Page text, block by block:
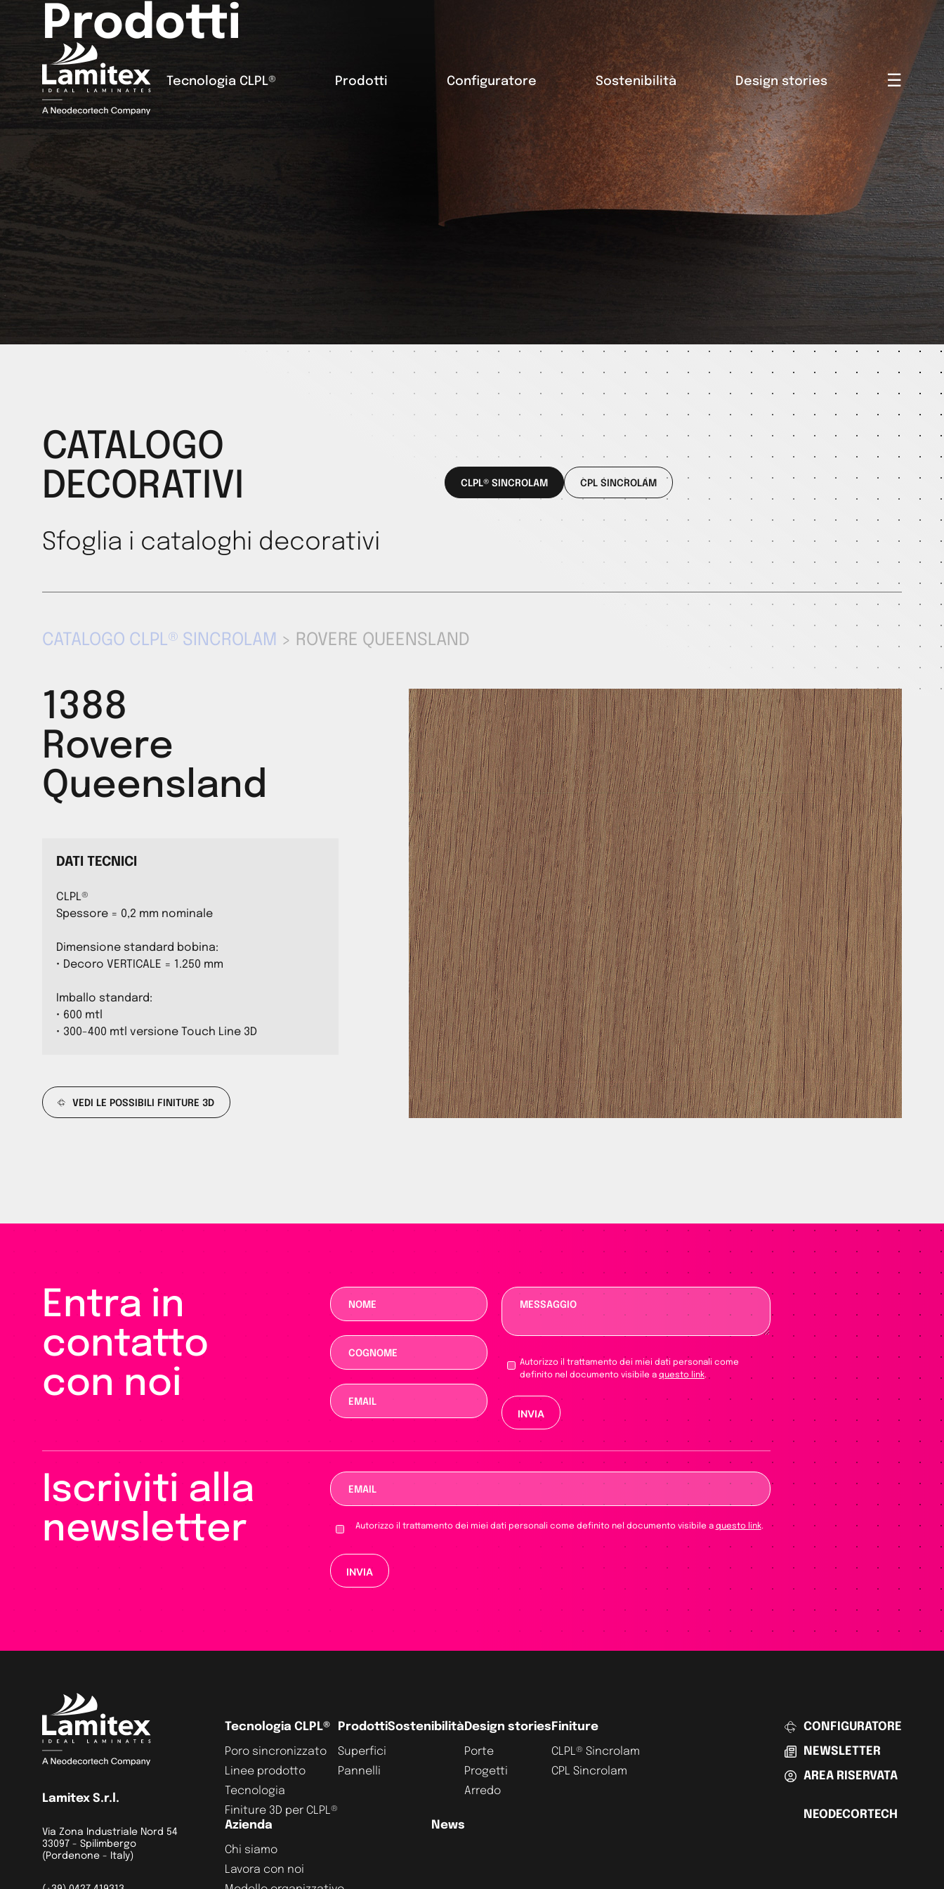
Tecnologia CLPL® Prodotti Configuratore Sostenibilità Design stories ☰
Prodotti
CATALOGO
DECORATIVI
Sfoglia i cataloghi decorativi
CLPL® SINCROLAM CPL SINCROLAM
CATALOGO CLPL® SINCROLAM > ROVERE QUEENSLAND
1388
Rovere
Queensland
DATI TECNICI
CLPL®
Spessore = 0,2 mm nominale
Dimensione standard bobina:
• Decoro VERTICALE = 1.250 mm
Imballo standard:
• 600 mtl
• 300-400 mtl versione Touch Line 3D
VEDI LE POSSIBILI FINITURE 3D
Entra in
contatto
con noi
Autorizzo il trattamento dei miei dati personali come
definito nel documento visibile aquesto link.
Si prega di lasciare vuoto questo campo.
Iscriviti alla
newsletter
Autorizzo il trattamento dei miei dati personali come definito nel documento visibile a questo link.
Si prega di lasciare vuoto questo campo.
Lamitex S.r.l.
Via Zona Industriale Nord 54
33097 - Spilimbergo
(Pordenone - Italy)
Tecnologia CLPL®
Poro sincronizzato
Linee prodotto
Tecnologia
Finiture 3D per CLPL®
Prodotti
Superfici
Pannelli
Sostenibilità Design stories
Porte
Progetti
Arredo
Finiture
CLPL® Sincrolam
CPL Sincrolam
Azienda
Chi siamo
Lavora con noi
News
CONFIGURATORE
NEWSLETTER
AREA RISERVATA
NEODECORTECH